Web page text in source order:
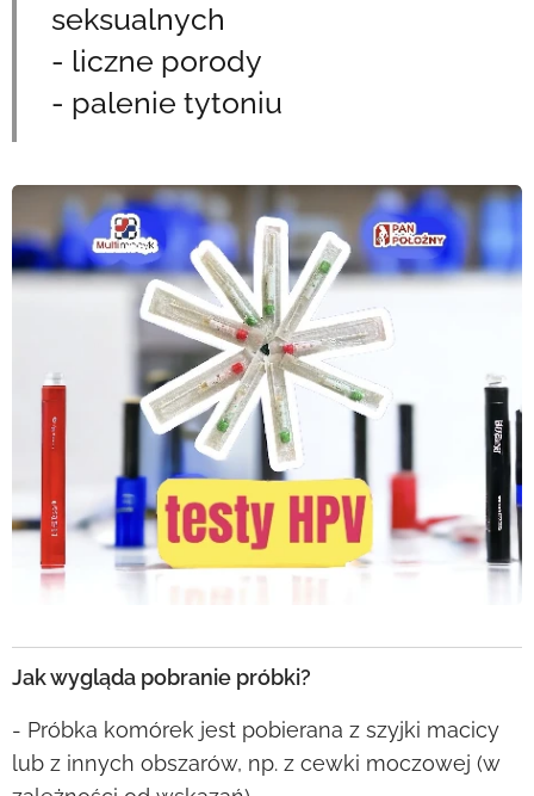
seksualnych
- liczne porody
- palenie tytoniu
Jak wygląda pobranie próbki?
- Próbka komórek jest pobierana z szyjki macicy
lub z innych obszarów, np. z cewki moczowej (w